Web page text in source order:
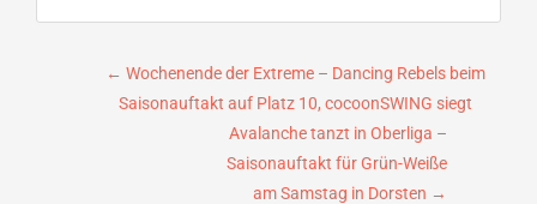
Beitragsnavigation
← Wochenende der Extreme – Dancing Rebels beim
Saisonauftakt auf Platz 10, cocoonSWING siegt
Avalanche tanzt in Oberliga –
Saisonauftakt für Grün-Weiße
am Samstag in Dorsten →